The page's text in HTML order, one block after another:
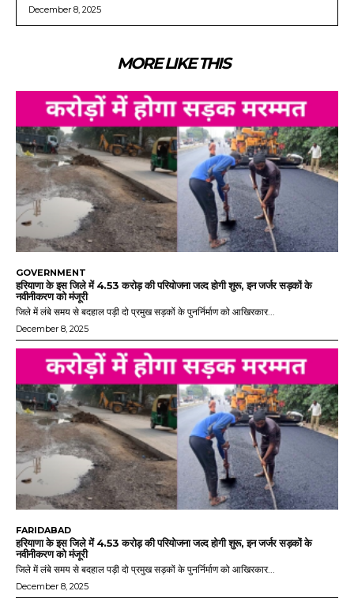
December 8, 2025
MORE LIKE THIS
GOVERNMENT
हरियाणा के इस जिले में 4.53 करोड़ की परियोजना जल्द होगी शुरू, इन जर्जर सड़कों के
नवीनीकरण को मंजूरी
जिले में लंबे समय से बदहाल पड़ी दो प्रमुख सड़कों के पुनर्निर्माण को आखिरकार...
December 8, 2025
FARIDABAD
हरियाणा के इस जिले में 4.53 करोड़ की परियोजना जल्द होगी शुरू, इन जर्जर सड़कों के
नवीनीकरण को मंजूरी
जिले में लंबे समय से बदहाल पड़ी दो प्रमुख सड़कों के पुनर्निर्माण को आखिरकार...
December 8, 2025